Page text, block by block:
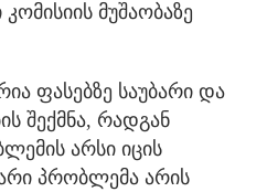
მუშაობაზე
ფასებზე საუბარი და
შექმნა, რადგან
არსი იცის
პრობლემა არის